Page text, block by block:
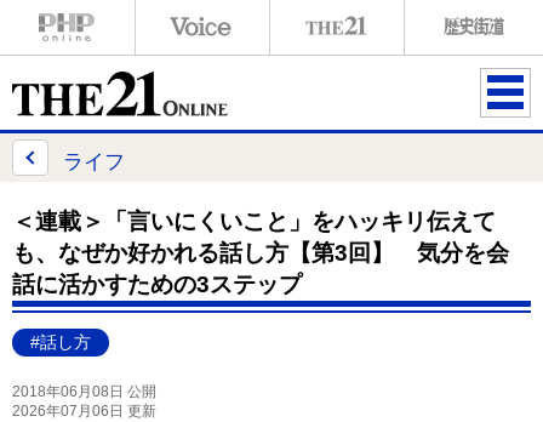
ME
ライフ
＜連載＞「言いにくいこと」をハッキリ伝えて
も、なぜか好かれる話し方【第3回】 気分を会
話に活かすための3ステップ
#話し方
2018年06月08日 公開
2026年07月06日 更新